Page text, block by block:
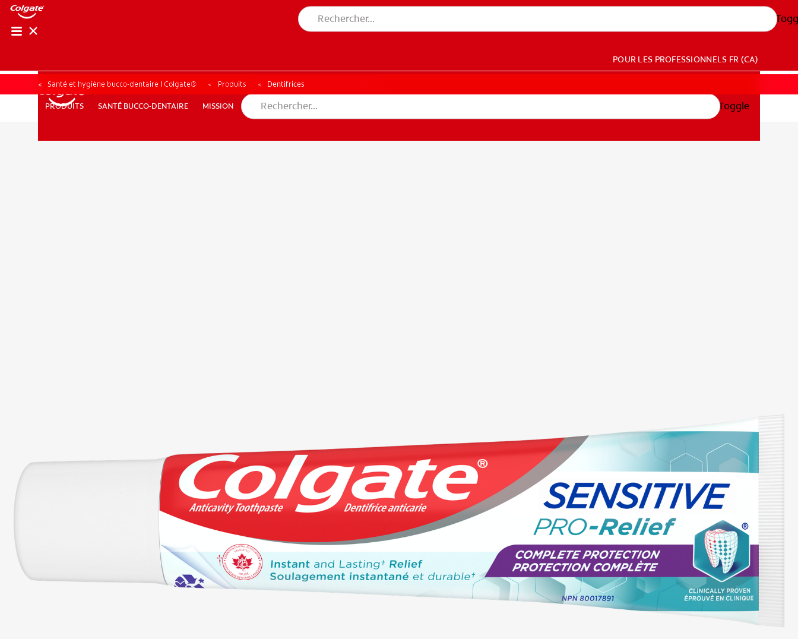
PRODUITS SANTÉ BUCCO-DENTAIRE MISSION
POUR LES PROFESSIONNELS FR (CA)
PRODUITS SANTÉ BUCCO-DENTAIRE MISSION
RECHERCHE DES SOLUTIONS IDÉALES
Toggle
Santé et hygiène bucco-dentaire | Colgate® Produits Dentifrices